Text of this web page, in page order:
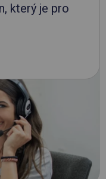
který je pro